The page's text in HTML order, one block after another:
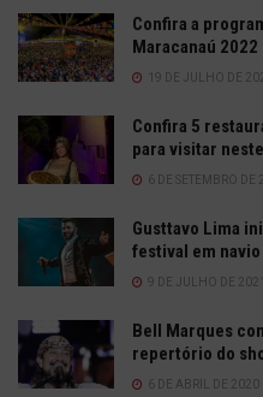
Confira a
Maracanaú 2022
19 DE JULHO DE
Confira 5
para visitar
6 DE SETEMBRO DE
Gusttavo Lima
festival em
9 DE JULHO DE 2021
Bell Marques
repertório do
6 DE ABRIL DE 2020